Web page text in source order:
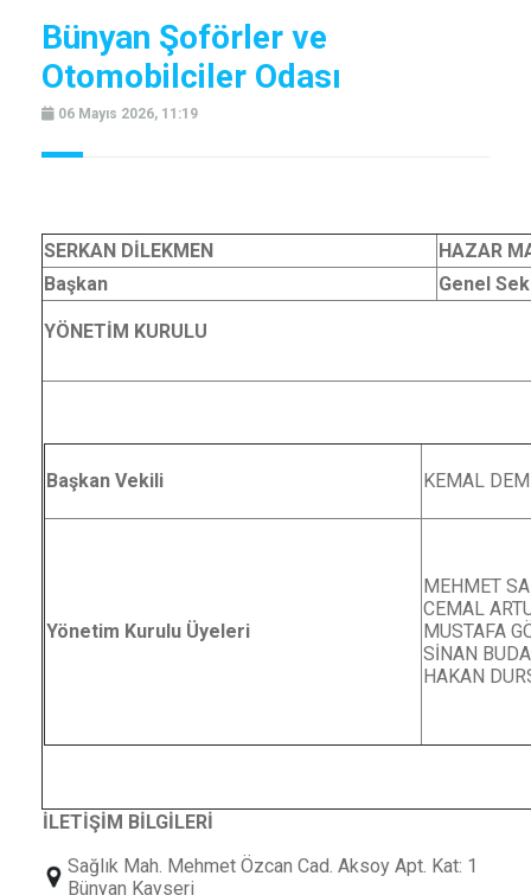
Bünyan Şoförler ve
Otomobilciler Odası
06 Mayıs 2026, 11:19
SERKAN DİLEKMEN
HAZAR
Başkan
Genel
YÖNETİM KURULU
Başkan Vekili KEMAL
Yönetim Kurulu Üyeleri
MEHMET
CEMAL
MUSTAFA
SİNAN
HAKAN
İLETİŞİM BİLGİLERİ
Sağlık Mah. Mehmet Özcan Cad. Aksoy Apt. Kat: 1
Bünyan Kayseri